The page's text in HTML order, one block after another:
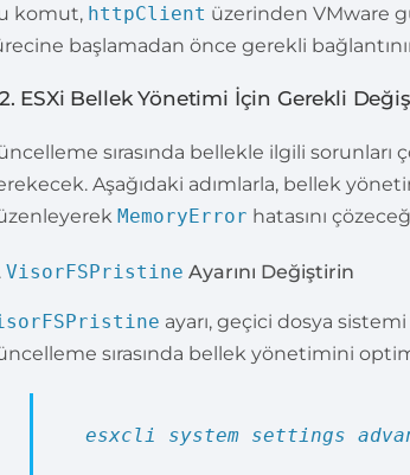
komut, httpClient üzerinden VMware
başlamadan önce gerekli
ESXi Bellek Yönetimi İçin Gerekli
sırasında bellekle ilgili
Aşağıdaki adımlarla, bellek
MemoryError hatasını
VisorFSPristine Ayarını Değiştirin
ayarı, geçici dosya sistemi
sırasında bellek yönetimini
esxcli system settings